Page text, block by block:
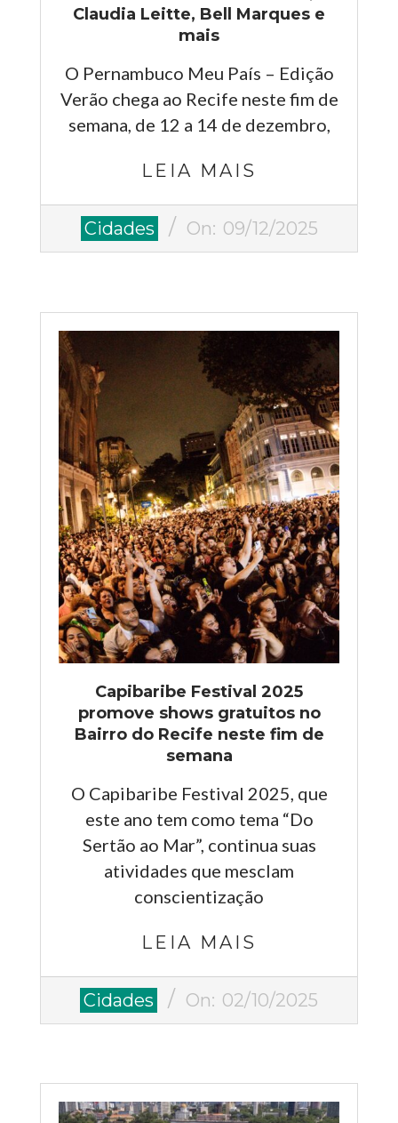
Claudia Leitte, Bell Marques e
mais
O Pernambuco Meu País – Edição
Verão chega ao Recife neste fim de
semana, de 12 a 14 de dezembro,
LEIA MAIS
2025-
Cidades On: 09/12/2025
Capibaribe Festival 2025
promove shows gratuitos no
Bairro do Recife neste fim de
semana
O Capibaribe Festival 2025, que
este ano tem como tema “Do
Sertão ao Mar”, continua suas
atividades que mesclam
conscientização
LEIA MAIS
2025-
Cidades On: 02/10/2025